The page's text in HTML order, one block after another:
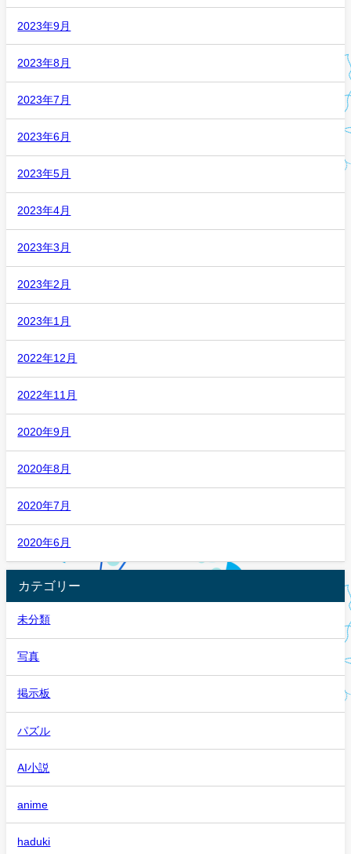
2023年9月
2023年8月
2023年7月
2023年6月
2023年5月
2023年4月
2023年3月
2023年2月
2023年1月
2022年12月
2022年11月
2020年9月
2020年8月
2020年7月
2020年6月
カテゴリー
未分類
写真
掲示板
パズル
AI小説
anime
haduki